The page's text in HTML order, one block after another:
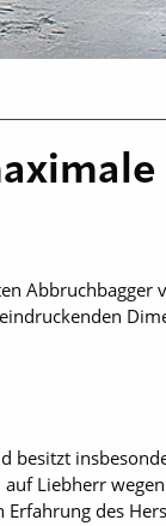
Abbruchbagger
besitzt
Liebherr
des